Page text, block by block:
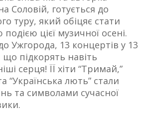
Соловій, готується до
туру, який обіцяє стати
цієї музичної осені.
Ужгорода, 13 концертів у 13
що підкорять навіть
серця! ЇЇ хіти “Тримай,”
“Українська лють” стали
та символами сучасної